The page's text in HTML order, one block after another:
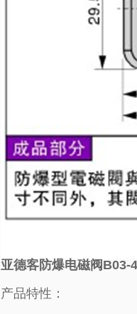
亚德客防爆电磁阀B03-
产品特性：